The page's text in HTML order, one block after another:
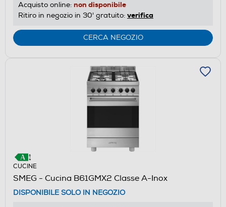
Acquisto online: non disponibile
Ritiro in negozio in 30' gratuito: verifica
CERCA NEGOZIO
CUCINE
SMEG - Cucina B61GMX2 Classe A-Inox
DISPONIBILE SOLO IN NEGOZIO